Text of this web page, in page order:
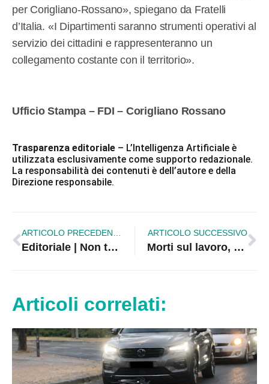
per Corigliano-Rossano», spiegano da Fratelli
d’Italia. «I Dipartimenti saranno strumenti operativi al
servizio dei cittadini e rappresenteranno un
collegamento costante con il territorio».
Ufficio Stampa – FDI – Corigliano Rossano
Trasparenza editoriale – L’Intelligenza Artificiale è
utilizzata esclusivamente come supporto redazionale.
La responsabilità dei contenuti è dell’autore e della
Direzione responsabile.
ARTICOLO PRECEDENTE
Editoriale | Non temo gli striscioni: temo una città che rinuncia a pensare in grande
ARTICOLO SUCCESSIVO
Morti sul lavoro, Laghi: «Non è fatalità, ma il fallimento di controlli e politica»
Articoli correlati: